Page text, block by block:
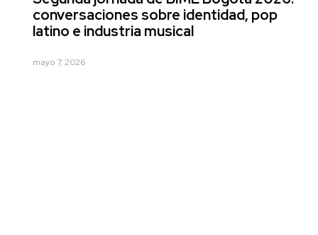
conversaciones sobre identidad, pop
latino e industria musical
mayo 7, 2026